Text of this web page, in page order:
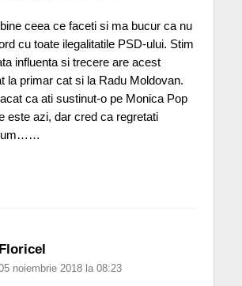
ceea ce faceti si ma bucur ca nu
cu toate ilegalitatile PSD-ului. Stim
influenta si trecere are acest
la primar cat si la Radu Moldovan.
ca ati sustinut-o pe Monica Pop
este azi, dar cred ca regretati
Floricel
noiembrie 2018 la 08:23